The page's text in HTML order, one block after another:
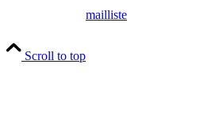
mailliste
Scroll to top